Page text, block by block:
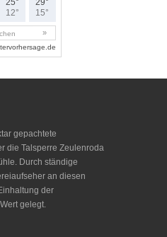
gepachtete
die Talsperre Zeulenroda
Durch ständige
an diesen
der
gelegt.